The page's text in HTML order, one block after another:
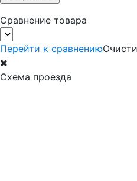
Сравнение товара
Перейти к сравнению
Схема проезда